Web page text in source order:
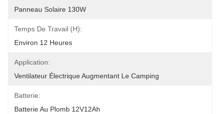
Panneau Solaire 130W
Temps De Travail (h):
Environ 12 Heures
Application:
Ventilateur Électrique Augmentant Le Camping
Batterie:
Batterie Au Plomb 12V12Ah